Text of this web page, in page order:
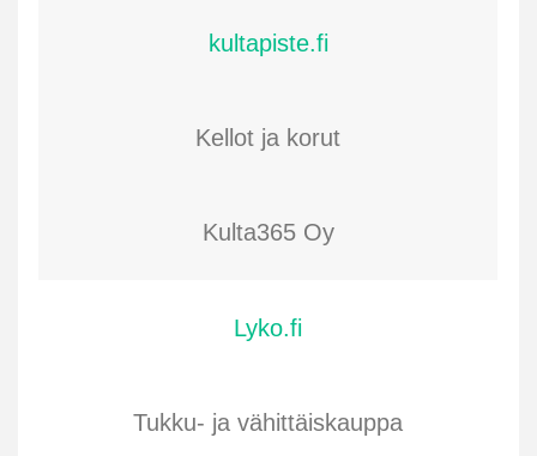
kultapiste.fi
Kellot ja korut
Kulta365 Oy
Lyko.fi
Tukku- ja vähittäiskauppa